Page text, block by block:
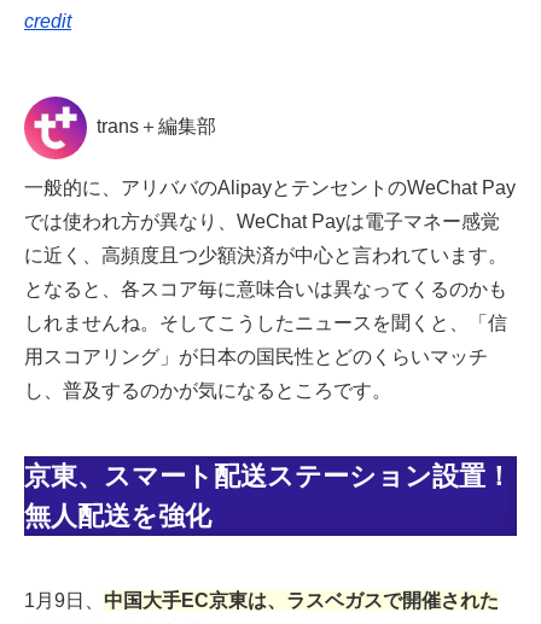
credit
trans＋編集部
一般的に、アリババのAlipayとテンセントのWeChat Pay
では使われ方が異なり、WeChat Payは電子マネー感覚
に近く、高頻度且つ少額決済が中心と言われています。
となると、各スコア毎に意味合いは異なってくるのかも
しれませんね。そしてこうしたニュースを聞くと、「信
用スコアリング」が日本の国民性とどのくらいマッチ
し、普及するのかが気になるところです。
京東、スマート配送ステーション設置！
無人配送を強化
1月9日、 中国大手EC京東は、ラスベガスで開催された